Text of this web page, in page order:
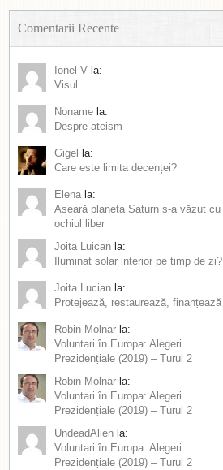
Comentarii Recente
Ionel V la:
Visul
Noname la:
Despre ateism
Gigel
la:
Care este limita decenței?
Elena la:
Aseară planeta Saturn s-a văzut cu
ochiul liber
Joita Luican la:
Iluminat solar interior pe timp de zi?
Joita Lucian la:
Protejează, restaurează, finanțează
Robin Molnar la:
Voluntari în Europa: Alegeri
Prezidențiale (2019) – Turul 2
Robin Molnar la:
Voluntari în Europa: Alegeri
Prezidențiale (2019) – Turul 2
UndeadAlien la:
Voluntari în Europa: Alegeri
Prezidențiale (2019) – Turul 2